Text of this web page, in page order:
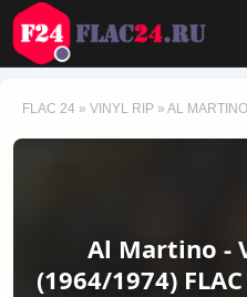
FLAC 24 » VINYL RIP » AL
Al Martino -
(1964/1974)